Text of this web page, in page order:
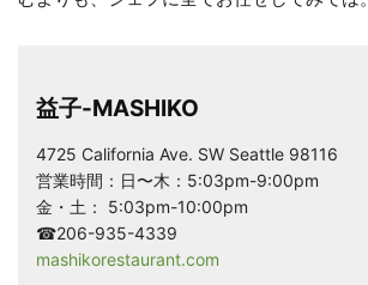
益子-MASHIKO
4725 California Ave. SW Seattle 98116
営業時間：日〜木：5:03pm-9:00pm
金・土： 5:03pm-10:00pm
☎206-935-4339
mashikorestaurant.com